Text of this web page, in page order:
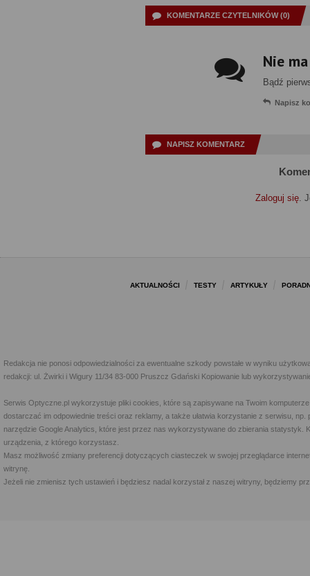
KOMENTARZE CZYTELNIKÓW (0)
Nie
Bądź
Napisz
NAPISZ KOMENTARZ
Zaloguj się.
AKTUALNOŚCI TESTY ARTYKUŁY
Redakcja nie ponosi odpowiedzialności za ewentualne szkody powstałe w wyniku
redakcji: ul. Żwirki i Wigury 11/34 83-000 Pruszcz Gdański Kopiowanie lub
Serwis Optyczne.pl wykorzystuje pliki cookies, które są zapisywane na Twoim
dostarczać im odpowiednie treści oraz reklamy, a także ułatwia korzystanie z serwisu,
narzędzie Google Analytics, które jest przez nas wykorzystywane do zbierania statystyk.
urządzenia, z którego korzystasz.
Masz możliwość zmiany preferencji dotyczących ciasteczek w swojej przeglądarce
witrynę.
Jeżeli nie zmienisz tych ustawień i będziesz nadal korzystał z naszej witryny, będziemy